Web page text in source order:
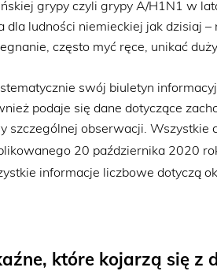
grypy czyli grypy A/H1N1 w
dla ludności niemieckiej jak dzisiaj
często myć ręce, unikać
swój biuletyn
podaje się dane dotyczące
szczególnej obserwacji. Wszystkie
20 października 2020
informacje liczbowe dotyczą
które kojarzą się z